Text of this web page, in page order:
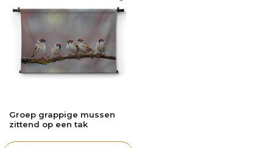
Groep grappige mussen
zittend op een tak